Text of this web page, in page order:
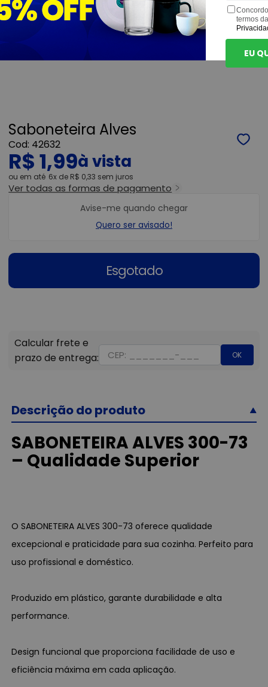
Saboneteira Alves
42632
R$ 1,99
ou 6x de R$ 0,33 sem juros
Ver todas as formas de pagamento
Esgotado
Avise-me quando chegar
Quero ser avisado!
OK
Descrição do produto
SABONETEIRA ALVES 300-73
– Qualidade Superior
O SABONETEIRA ALVES 300-73 oferece qualidade
excepcional e praticidade para sua cozinha. Perfeito para
uso profissional e doméstico.
Produzido em plástico, garante durabilidade e alta
performance.
Design funcional que proporciona facilidade de uso e
eficiência máxima em cada aplicação.
termos
EU